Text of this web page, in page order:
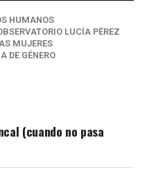
HUMANOS
LUCÍA PÉREZ
MUJERES
DE GÉNERO
(cuando no pasa